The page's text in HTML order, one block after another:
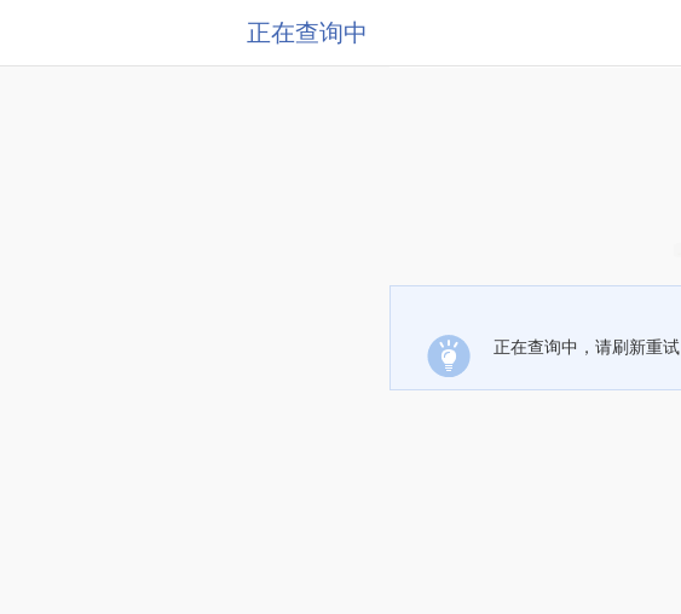
正在查询中
正在查询中，请刷新重试